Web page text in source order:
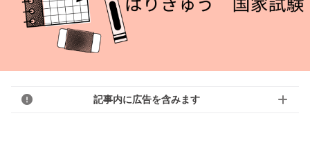
記事内に広告を含みます